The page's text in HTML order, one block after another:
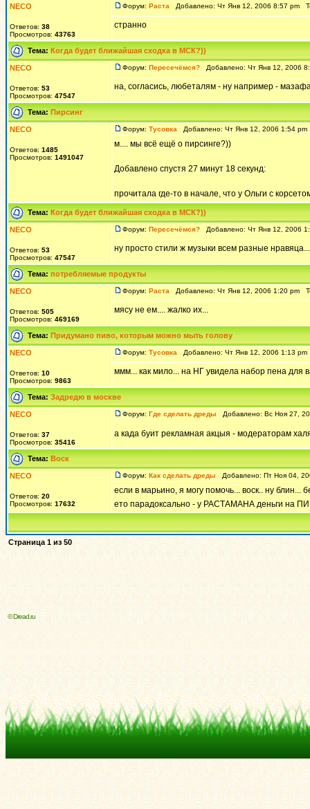
NECO
Ответов: 38
Просмотров: 43763
Форум: Раста Добавлено: Чт Янв 12, 2006 8:57 pm
странно
Тема: Когда будет ближайшая сходка в МСК?))
NECO
Ответов: 53
Просмотров: 47547
Форум: Пересечёмся? Добавлено: Чт Янв 12, 2006
на, согласись, любеталям - ну например -
Тема: Пирсинг
NECO
Ответов: 1485
Просмотров: 1491047
Форум: Тусовка Добавлено: Чт Янв 12, 2006 1:54
м.... мы всё ещё о пирсинге?))
Добавлено спустя 27 минут 18 секунд:
прочитала где-то в начале, что у Ольги с
Тема: Когда будет ближайшая сходка в МСК?))
NECO
Ответов: 53
Просмотров: 47547
Форум: Пересечёмся? Добавлено: Чт Янв 12, 2006
ну просто стили ж музыки всем разные нравяца...
Тема: потребляемые продукты
NECO
Ответов: 505
Просмотров: 469169
Форум: Раста Добавлено: Чт Янв 12, 2006 1:20 pm
мясу не ем.... жалко их...
Тема: Придумано пиво, которым можно мыть голову
NECO
Ответов: 10
Просмотров: 9863
Форум: Тусовка Добавлено: Чт Янв 12, 2006 1:13
ммм... как мило... на НГ увидела набор пена для
Тема: Задредю в москве
NECO
Ответов: 37
Просмотров: 35416
Форум: Где сделать дреды Добавлено: Вс Ноя 27,
а када буит рекламная акцыя - модераторам
Тема: Воск
NECO
Ответов: 20
Просмотров: 17632
Форум: Как сделать дреды Добавлено: Пт Ноя 04,
если в марьино, я могу помочь... воск.. ну блин...
ето парадоксально - у РАСТАМАНА деньги на
Страница 1 из 50
© Dread.ru